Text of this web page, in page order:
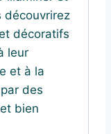
découvrirez
décoratifs
leur
et à la
des
bien